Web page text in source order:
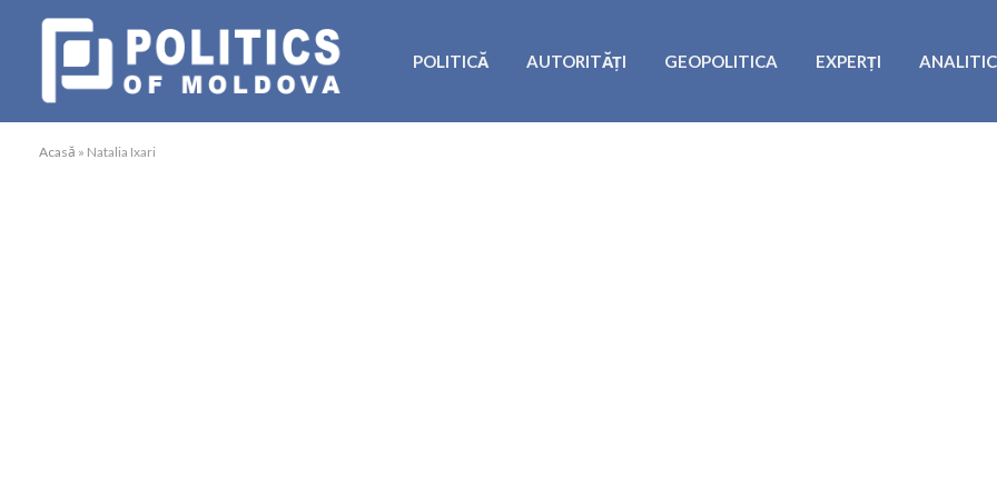
POLITICĂ AUTORITĂȚI GEOPOLITICA EXPERȚI
Acasă » Natalia Ixari